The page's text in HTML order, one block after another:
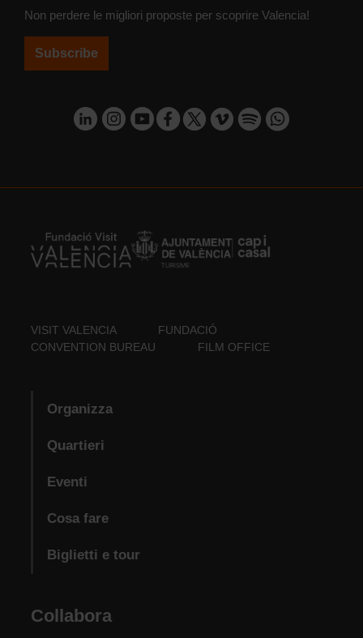
Non perdere le migliori proposte per scoprire Valencia!
Subscribe
VISIT VALENCIA
FUNDACIÓ
CONVENTION BUREAU
FILM OFFICE
Organizza
Quartieri
Eventi
Cosa fare
Biglietti e tour
Collabora